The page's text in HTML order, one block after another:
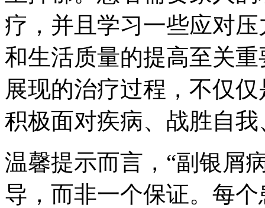
疗，并且学习一些应对
和生活质量的提高至关
展现的治疗过程，不仅
积极面对疾病、战胜自
温馨提示而言，“副银屑
导，而非一个保证。每